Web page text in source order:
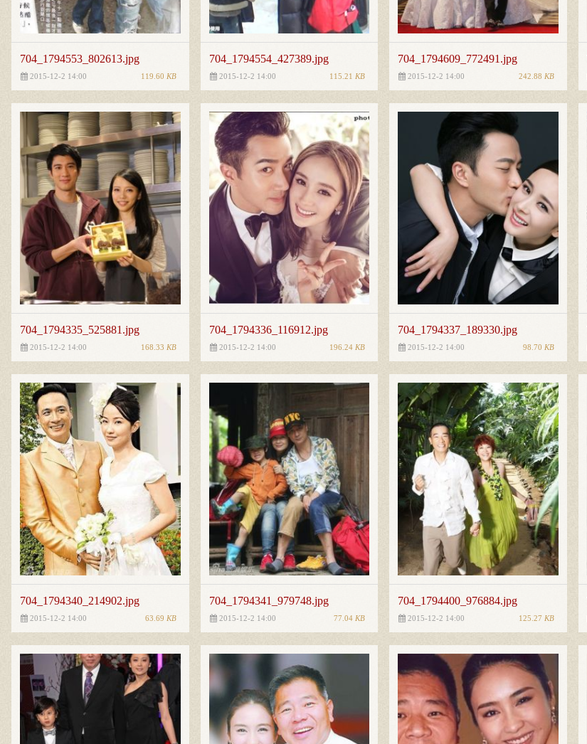
704_1794553_802613.jpg
2015-12-2 14:00 119.60 KB
704_1794554_427389.jpg
2015-12-2 14:00 115.21 KB
704_1794609_772491.jpg
2015-12-2 14:00 242.88 KB
704_1794335_525881.jpg
2015-12-2 14:00 168.33 KB
704_1794336_116912.jpg
2015-12-2 14:00 196.24 KB
704_1794337_189330.jpg
2015-12-2 14:00 98.70 KB
704_1794340_214902.jpg
2015-12-2 14:00 63.69 KB
704_1794341_979748.jpg
2015-12-2 14:00 77.04 KB
704_1794400_976884.jpg
2015-12-2 14:00 125.27 KB